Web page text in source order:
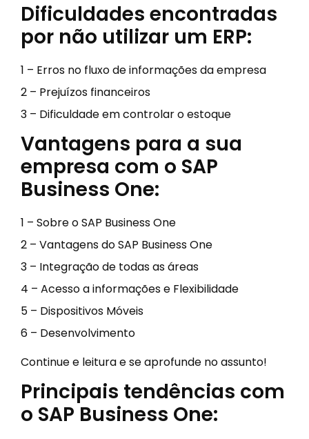
Dificuldades encontradas
por não utilizar um ERP:
1 – Erros no fluxo de informações da empresa
2 – Prejuízos financeiros
3 – Dificuldade em controlar o estoque
Vantagens para a sua
empresa com o SAP
Business One:
1 – Sobre o SAP Business One
2 – Vantagens do SAP Business One
3 – Integração de todas as áreas
4 – Acesso a informações e Flexibilidade
5 – Dispositivos Móveis
6 – Desenvolvimento
Continue e leitura e se aprofunde no assunto!
Principais tendências com
o SAP Business One: